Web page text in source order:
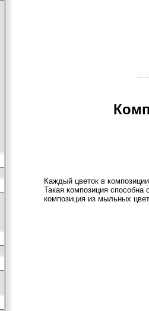
Каждый цветок в
Такая композиция
композиция из мыльных